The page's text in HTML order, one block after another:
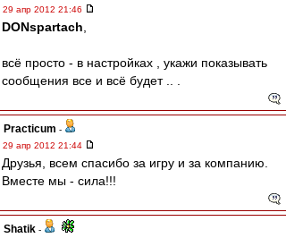
29 апр 2012 21:46
DONspartach
всё просто - в настройках , укажи показывать
сообщения все и всё будет .. .
Practicum -
29 апр 2012 21:44
Друзья, всем спасибо за игру и за компанию.
Вместе мы - сила!!!
Shatik -